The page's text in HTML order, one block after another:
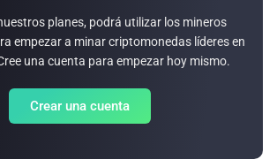
planes, podrá utilizar los mineros
empezar a minar criptomonedas líderes en
una cuenta para empezar hoy mismo.
Crear una cuenta